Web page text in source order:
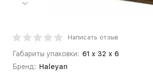
Написать отзыв
Габариты упаковки: 61 х 32 х 6
Бренд: Haleyan